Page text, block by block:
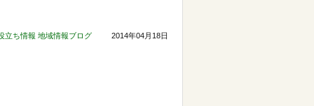
立ち情報 地域情報ブログ 2014年04月18日